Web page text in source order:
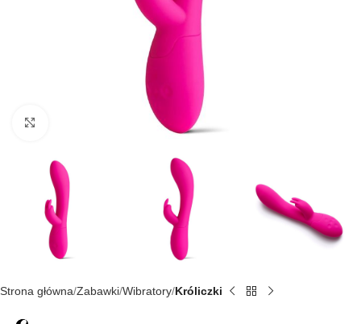
Kliknij, aby powiększyć
Strona główna Zabawki Wibratory Króliczki